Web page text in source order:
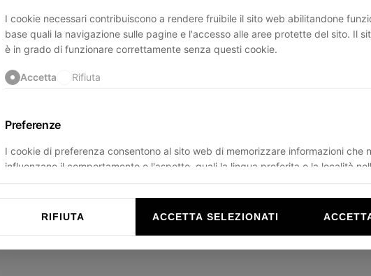
I cookie necessari contribuiscono a rendere fruibile il sito web abilitandone
base quali la navigazione sulle pagine e l'accesso alle aree protette del sito. Il
è in grado di funzionare correttamente senza questi cookie.
Accetta Rifiuta
Preferenze
I cookie di preferenza consentono al sito web di memorizzare informazioni che
influenzano il comportamento o l'aspetto, quali la lingua preferita o la località
trovi.
RIFIUTA ACCETTA SELEZIONATI
-side exception has occurred while loadingducadisangiusto.com(see the